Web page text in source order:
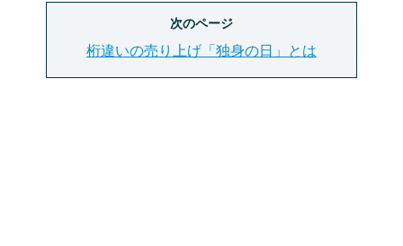
次のページ
桁違いの売り上げ「独身の日」とは